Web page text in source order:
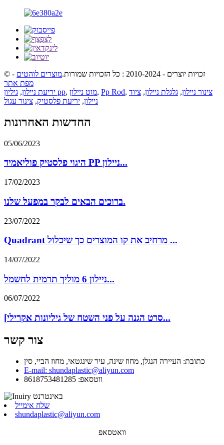
© זכויות יוצרים - 2010-2024 : כל הזכויות שמורות. מוצרים לוהטים -
מפת אתר
יריעת ניילון, גיליון pp, מוט ניילון, Pp Rod, צינור ניילון, גלגלת ניילון, ציוד
ניילון, יריעת פלסטיק, צינור עגול
החדשות האחרונות
05/06/2023
היגוי פלסטיק פוליאמיד PP ניילון...
17/02/2023
ברוכים הבאים לבקר במפעל שלנו.
23/07/2022
Quadrant מרחיב את קו המוצרים כך שיכלול ...
14/07/2022
ניילון 6 מוליך תרמית לחשמל...
06/07/2022
[סרט הגנה על פני השטח של גיליונות אקרילי...
צור קשר
כתובת: העיירה הנגלן, מחוז שינה, עיר שינגטאי, מחוז הביי, סין
E-mail: shundaplastic@aliyun.com
ווטסאפ: 8618753481285
שלח אימייל
shundaplastic@aliyun.com
וואטסאפ